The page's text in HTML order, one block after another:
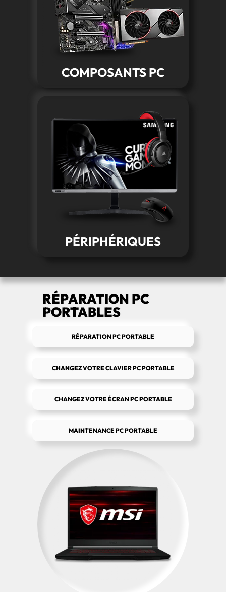
COMPOSANTS PC
PÉRIPHÉRIQUES
RÉPARATION PC
PORTABLES
RÉPARATION PC PORTABLE
CHANGEZ VOTRE CLAVIER PC PORTABLE
CHANGEZ VOTRE ÉCRAN PC PORTABLE
MAINTENANCE PC PORTABLE